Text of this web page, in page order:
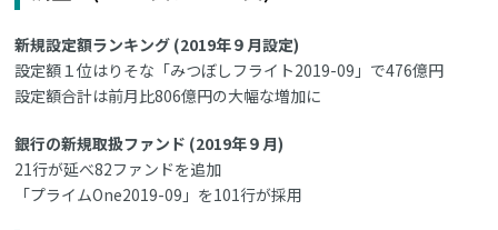
新規設定額ランキング (2019年９月設定)
設定額１位はりそな「みつぼしフライト2019-09」で476億円
設定額合計は前月比806億円の大幅な増加に
銀行の新規取扱ファンド (2019年９月)
21行が延べ82ファンドを追加
「プライムOne2019-09」を101行が採用